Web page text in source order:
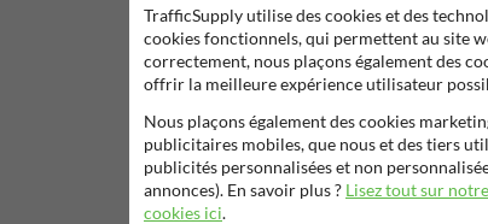
✔ remise sur volume
Capuchon pour poteau de
signalisation de Ø51mm ou Ø76mm
TrafficSupply utilise des cookies et des
cookies fonctionnels, qui permettent au site
correctement, nous plaçons également des
offrir la meilleure expérience utilisateur
Nous plaçons également des cookies
publicitaires mobiles, que nous et des tiers
publicités personnalisées et non
annonces). En savoir plus ? Lisez tout sur
cookies ici.